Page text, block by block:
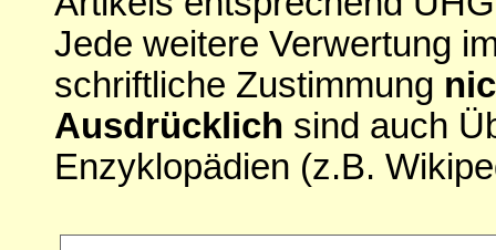
Jede weitere Verwertung
schriftliche Zustimmung
Ausdrücklich sind auch
Enzyklopädien (z.B.